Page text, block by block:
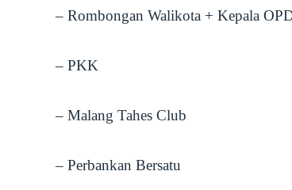
– Rombongan Walikota + Kepala
– PKK
– Malang Tahes Club
– Perbankan Bersatu